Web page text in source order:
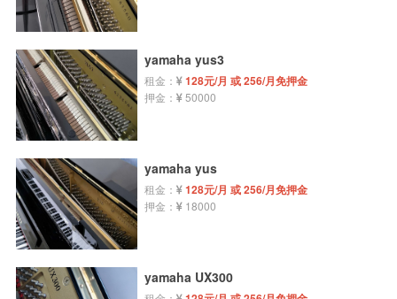
yamaha yus3
租金： 128元/月 或 256/月免押金
押金： 50000
yamaha yus
租金： 128元/月 或 256/月免押金
押金： 18000
yamaha UX300